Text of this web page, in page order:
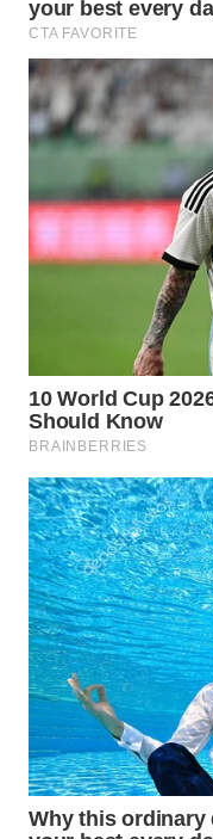
WN
SIMALUNGUN
WN
LABUHANBATU
WN
TAPANULI
TENGAH
WN
TEBING
TINGGI
WN
PAKPAK
WN
KARAWANG
WN
BEKASI
WN
BOGOR